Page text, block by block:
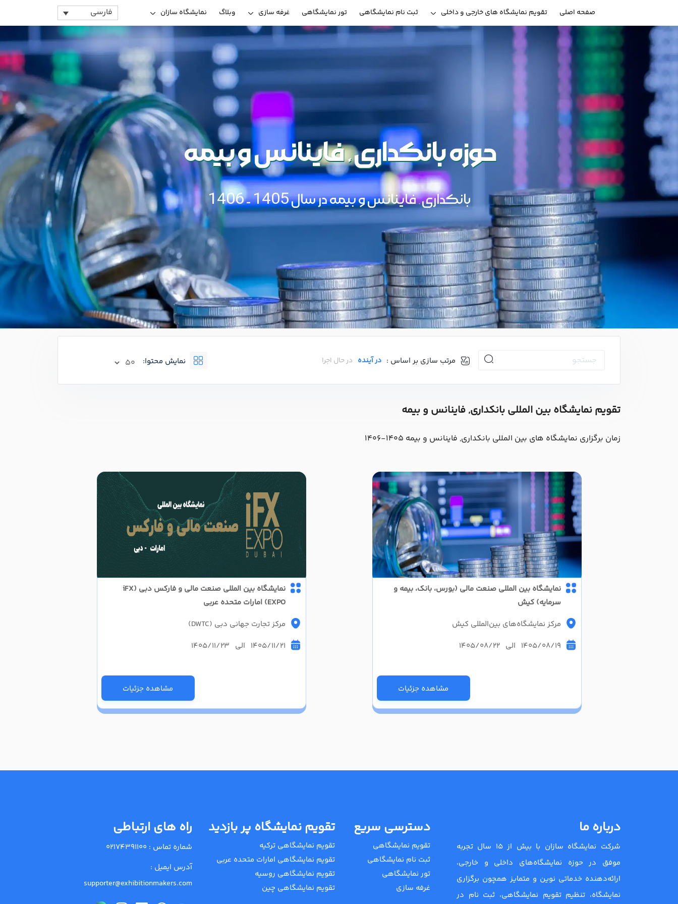
صفحه اصلی تقویم نمایشگاه های خارجی و داخلی ثبت نام نمایشگاهی تور نمایشگاهی غرفه سازی وبلاگ نمایشگاه سازان فارسی
حوزه بانکداری, فاینانس و بیمه
بانکداری, فاینانس و بیمه در سال 1405 - 1406
مرتب سازی بر اساس : در آینده در حال اجرا نمایش محتوا:
تقویم نمایشگاه بین المللی بانکداری, فاینانس و بیمه
زمان برگزاری نمایشگاه های بین المللی بانکداری, فاینانس و بیمه 1405-1406
نمایشگاه بین المللی صنعت مالی (بورس، بانک، بیمه و
سرمایه) کیش
مرکز نمایشگاه‌‌های بین‌المللی کیش
1405/08/19 الی 1405/08/22
مشاهده جزئیات
نمایشگاه بین المللی صنعت مالی و فارکس دبی (iFX
EXPO) امارات متحده عربی
مرکز تجارت جهانی دبی (DWTC)
1405/11/21 الی 1405/11/23
مشاهده جزئیات
درباره ما
شرکت نمایشگاه سازان با بیش از 15 سال تجربه
موفق در حوزه نمایشگاه‌های داخلی و خارجی،
ارائه‌دهنده خدماتی نوین و متمایز همچون برگزاری
نمایشگاه، تنظیم تقویم نمایشگاهی، ثبت نام در
دسترسی سریع
تقویم نمایشگاهی
ثبت نام نمایشگاهی
تور نمایشگاهی
غرفه سازی
تقویم نمایشگاه پر بازدید
تقویم نمایشگاهی ترکیه
تقویم نمایشگاهی امارات متحده عربی
تقویم نمایشگاهی روسیه
تقویم نمایشگاهی چین
راه های ارتباطی
شماره تماس : 02174391100
آدرس ایمیل :
supporter@exhibitionmakers.com